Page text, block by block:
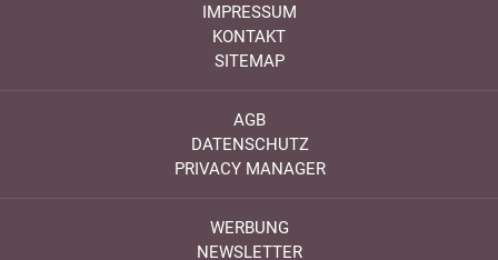
IMPRESSUM
KONTAKT
SITEMAP
AGB
DATENSCHUTZ
PRIVACY MANAGER
WERBUNG
NEWSLETTER